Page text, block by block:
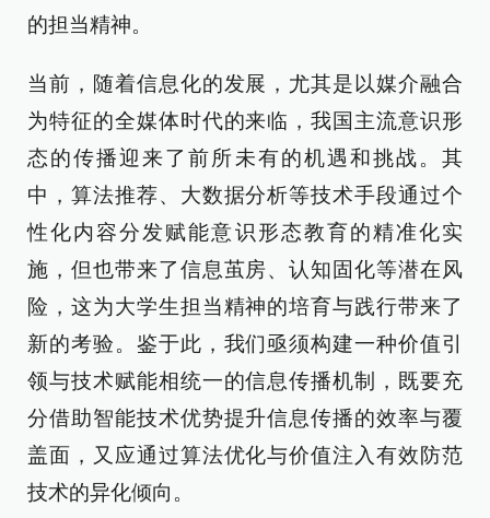
的担当精神。
当前，随着信息化的发展，尤其是以媒介融合
为特征的全媒体时代的来临，我国主流意识形
态的传播迎来了前所未有的机遇和挑战。其
中，算法推荐、大数据分析等技术手段通过个
性化内容分发赋能意识形态教育的精准化实
施，但也带来了信息茧房、认知固化等潜在风
险，这为大学生担当精神的培育与践行带来了
新的考验。鉴于此，我们亟须构建一种价值引
领与技术赋能相统一的信息传播机制，既要充
分借助智能技术优势提升信息传播的效率与覆
盖面，又应通过算法优化与价值注入有效防范
技术的异化倾向。